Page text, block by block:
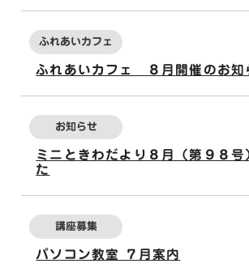
ふれあいカフェ
ふれあいカフェ ８月開催のお知
お知らせ
ミニときわだより８月（第９８号
た
講座募集
パソコン教室 ７月案内